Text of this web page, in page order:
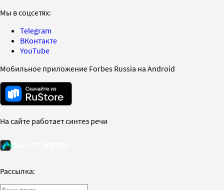
Мы в соцсетях:
Telegram
ВКонтакте
YouTube
Мобильное приложение Forbes Russia на Android
На сайте работает синтез речи
Рассылка: